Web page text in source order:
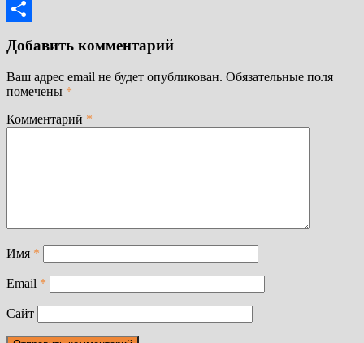
Telegram
Добавить комментарий
Ваш адрес email не будет опубликован. Обязательные поля
помечены *
Комментарий *
Имя *
Email *
Сайт